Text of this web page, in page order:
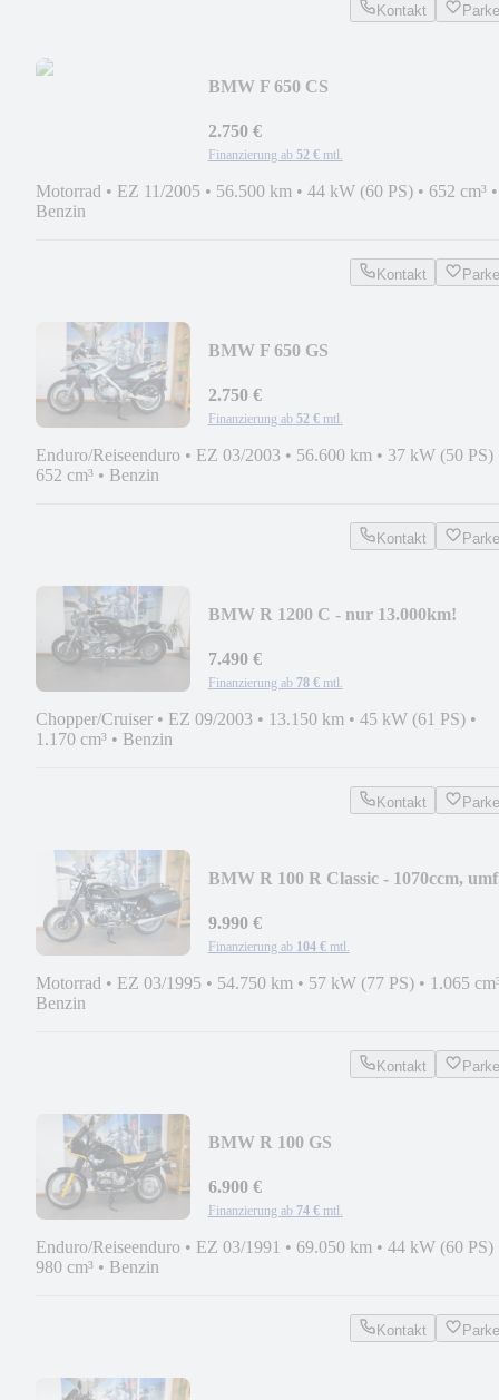
Kontakt
BMW F 650 CS
2.750 €
Finanzierung ab 52 € mtl.
Motorrad • EZ 11/2005 • 56.500 km • 44 kW (60 PS) • 652 cm³ •
Benzin
Kontakt
BMW F 650 GS
2.750 €
Finanzierung ab 52 € mtl.
Enduro/Reiseenduro • EZ 03/2003 • 56.600 km • 37 kW (50 PS)
652 cm³ • Benzin
Kontakt
BMW R 1200 C - nur 13.000km!
7.490 €
Finanzierung ab 78 € mtl.
Chopper/Cruiser • EZ 09/2003 • 13.150 km • 45 kW (61 PS) •
1.170 cm³ • Benzin
Kontakt
BMW R 100 R Classic - 1070ccm,
9.990 €
Finanzierung ab 104 € mtl.
Motorrad • EZ 03/1995 • 54.750 km • 57 kW (77 PS) • 1.065
Benzin
Kontakt
BMW R 100 GS
6.900 €
Finanzierung ab 74 € mtl.
Enduro/Reiseenduro • EZ 03/1991 • 69.050 km • 44 kW (60 PS)
980 cm³ • Benzin
Kontakt